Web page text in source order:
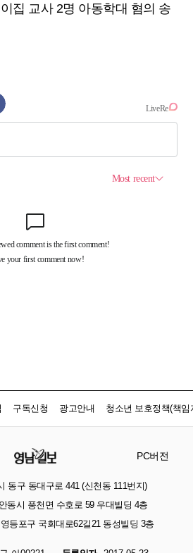
집 교사 2명 아동학대 혐의 송
구독신청 광고안내 청소년 보호정책(책임
PC버전
동구 동대구로 441 (신천동 111번지)
동시 풍천면 수호로 59 우대빌딩 4층
등포구 국회대로62길21 동성빌딩 3층